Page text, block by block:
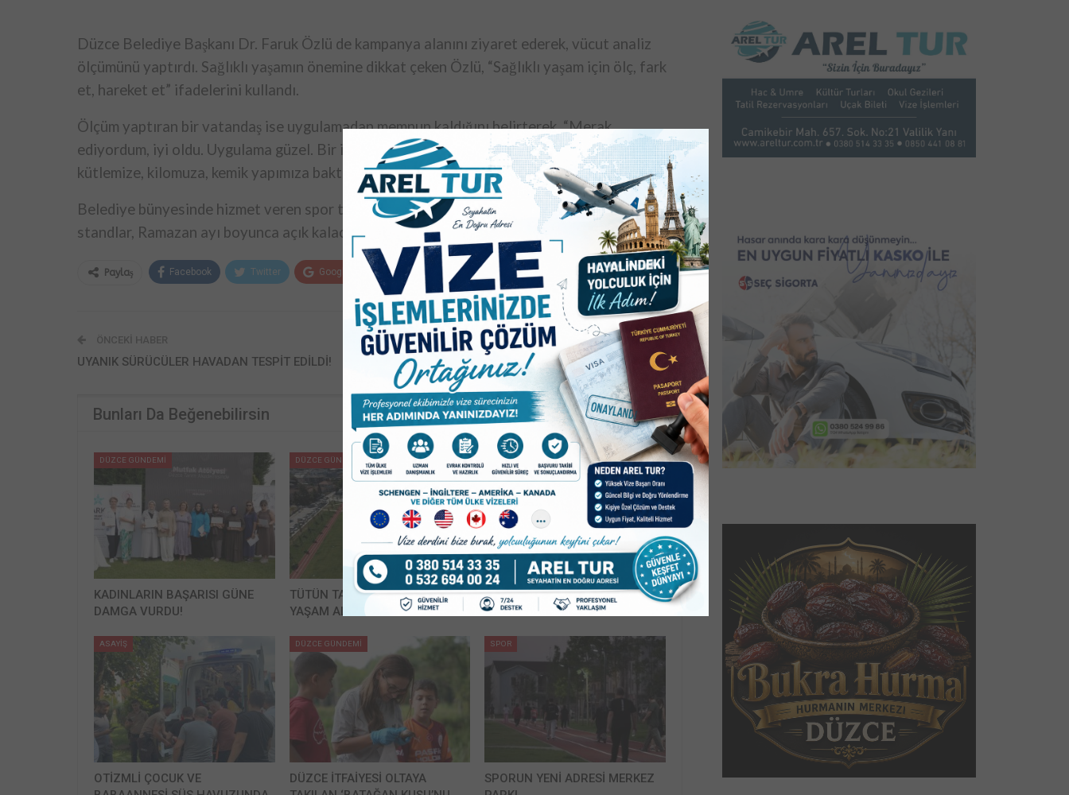
Düzce Belediye Başkanı Dr. Faruk Özlü de kampanya alanını ziyaret ederek, vücut analiz
ölçümünü yaptırdı. Sağlıklı yaşamın önemine dikkat çeken Özlü, “Sağlıklı yaşam için ölç, fark
et, hareket et” ifadelerini kullandı.
Ölçüm yaptıran bir vatandaş ise uygulamadan memnun kaldığını belirterek, “Merak
ediyordum, iyi oldu. Uygulama güzel. Bir iki dakika sürdü, çok fazla zaman almadı. Yağ
kütlemize, kilomuza, kemik yapımıza baktılar. Kendimize daha dikkat etmemiz gerekiyor” dedi.
Belediye bünyesinde hizmet veren spor tesisleri hakkında da vatandaşların bilgilendirildiği
standlar, Ramazan ayı boyunca açık kalacak.
0 Comments
347
Paylaş Facebook Twitter Google+ ReddIt
ÖNCEKI HABER
UYANIK SÜRÜCÜLER HAVADAN TESPİT EDİLDİ!
SONRAKI HABER
CEDİDİYE KENT MEYDANI 2. ETABI YÜKSELİYOR!
Bunları Da Beğenebilirsin
DÜZCE GÜNDEMİ
KADINLARIN BAŞARISI GÜNE
DAMGA VURDU!
DÜZCE GÜNDEMİ
TÜTÜN TARLASINDAN, SOSYAL
YAŞAM ALANINA!
ASAYİŞ
TIRLA ÇARPIŞAN OTOMOBİL
TAKLA ATTI! 4 YARALI!
ASAYİŞ
OTİZMLİ ÇOCUK VE
DÜZCE GÜNDEMİ
DÜZCE İTFAİYESİ OLTAYA
SPOR
SPORUN YENİ ADRESİ MERKEZ